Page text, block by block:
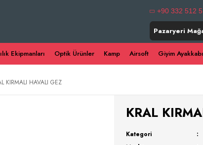
+90 332 512
Pazaryeri
Ekipmanları Optik Ürünler Kamp Airsoft Giyim Ayakkabı
KIRMALI HAVALI GEZ
KRAL
Kategori